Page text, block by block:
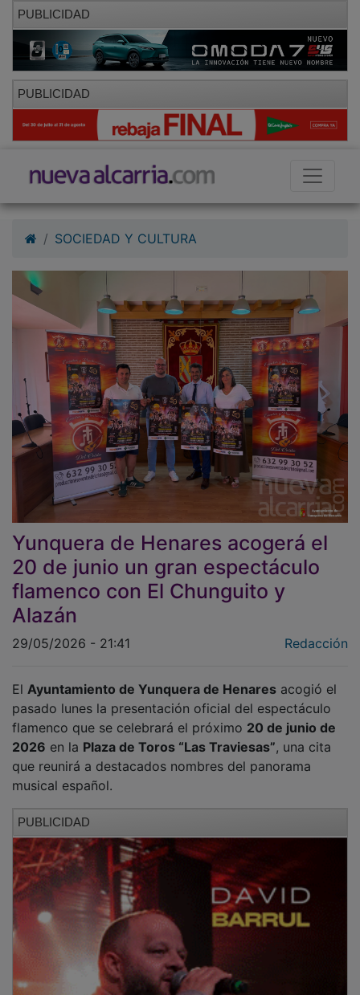
PUBLICIDAD
PUBLICIDAD
SOCIEDAD Y CULTURA
Yunquera de Henares acogerá el
20 de junio un gran espectáculo
flamenco con El Chunguito y
Alazán
29/05/2026 - 21:41 Redacción
El Ayuntamiento de Yunquera de Henares acogió el
pasado lunes la presentación oficial del espectáculo
flamenco que se celebrará el próximo 20 de junio de
2026 en la Plaza de Toros “Las Traviesas”, una cita
que reunirá a destacados nombres del panorama
musical español.
PUBLICIDAD